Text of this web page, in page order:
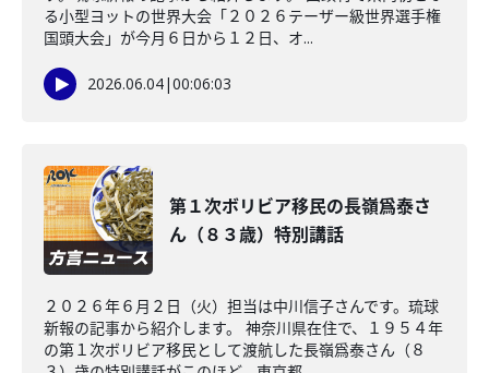
る小型ヨットの世界大会「２０２６テーザー級世界選手権
国頭大会」が今月６日から１２日、オ...
2026.06.04|00:06:03
第１次ボリビア移民の長嶺爲泰さ
ん（８３歳）特別講話
２０２６年６月２日（火）担当は中川信子さんです。琉球
新報の記事から紹介します。 神奈川県在住で、１９５４年
の第１次ボリビア移民として渡航した長嶺爲泰さん（８